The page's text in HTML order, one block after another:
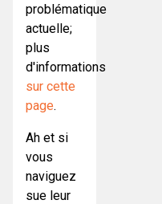
problématique
actuelle;
plus
d'informations
sur cette
page.
Ah et si
vous
naviguez
sue leur